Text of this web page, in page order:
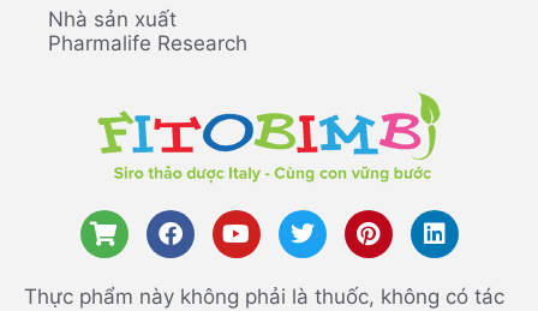
Nhà sản xuất
Pharmalife Research
Thực phẩm này không phải là thuốc, không có tác